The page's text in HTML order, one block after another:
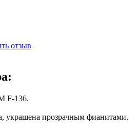
отзыв
F-136.
украшена прозрачным фианитами.